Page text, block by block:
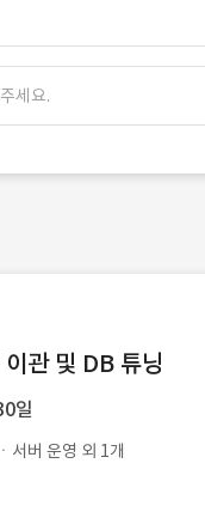
세요.
관 및 DB 튜닝
일
서버 운영 외 1개